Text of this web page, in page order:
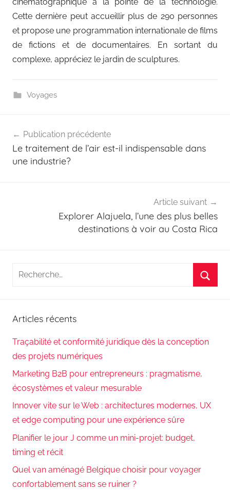
cinématographique à la pointe de la technologie.
Cette dernière peut accueillir plus de 290 personnes
et propose une programmation internationale de films
de fictions et de documentaires. En sortant du
complexe, appréciez le jardin de sculptures.
Voyages
de
l’article
Publication précédente
Le traitement de l’air est-il indispensable dans
une industrie?
Article suivant
Explorer Alajuela, l’une des plus belles
destinations à voir au Costa Rica
Recherche
Articles récents
Traçabilité et conformité juridique dès la conception
des projets numériques
Marketing B2B pour entrepreneurs : pragmatisme,
écosystèmes et valeur mesurable
Innover vite sur le Web : architectures modernes, UX
et edge computing pour une expérience sûre
Planifier le jour J comme un mini-projet: budget,
timing et récit
Quel van aménagé Belgique choisir pour voyager
confortablement sans se ruiner ?